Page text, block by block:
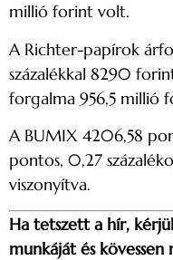
millió forint volt.
A Richter-papírok
százalékkal 8290
forgalma 956,5 millió
A BUMIX 4206,58
pontos, 0,27
viszonyítva.
Ha tetszett a hír,
munkáját és kövessen